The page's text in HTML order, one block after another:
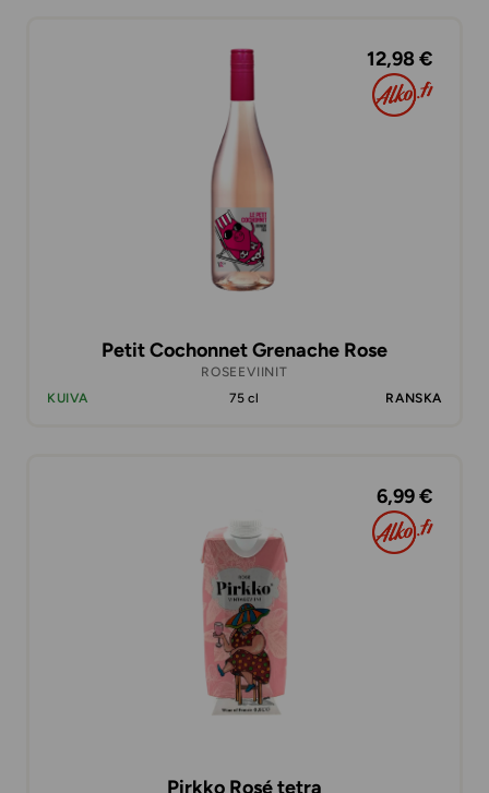
12,98 €
Petit Cochonnet Grenache Rose
ROSEEVIINIT
KUIVA
75 cl RANSKA
6,99 €
Pirkko Rosé tetra